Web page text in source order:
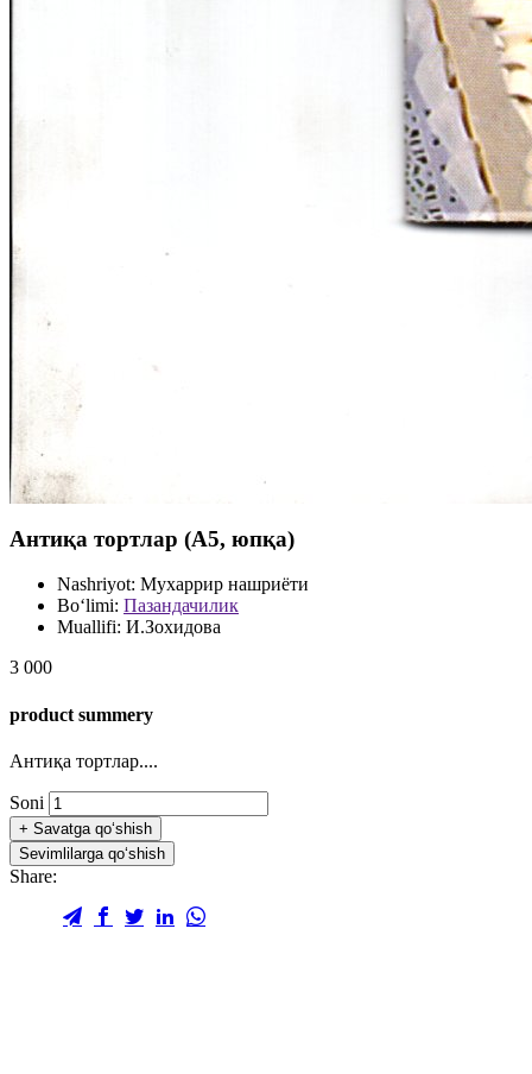
Антиқа тортлар (А5, юпқа)
Nashriyot: Мухаррир нашриёти
Bo‘limi: Пазандачилик
Muallifi: И.Зохидова
3 000
product summery
Антиқа тортлар....
Soni
+ Savatga qo‘shish
Sevimlilarga qo‘shish
Share: